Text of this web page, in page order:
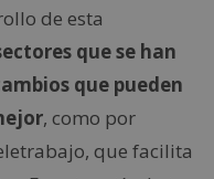
de esta
que se han
que pueden
, como por
que facilita